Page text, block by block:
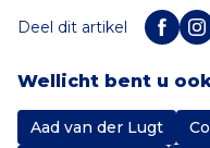
Deel dit artikel
Wellicht bent u
Aad van der Lugt